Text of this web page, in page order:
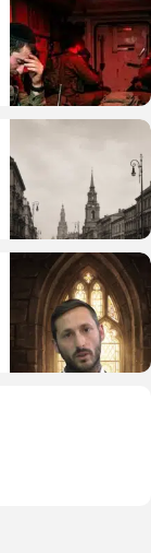
דעות
בית המדרש